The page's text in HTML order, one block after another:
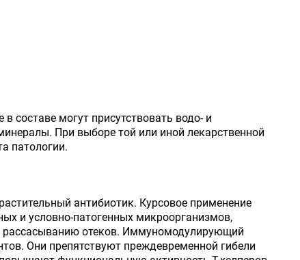
составе могут присутствовать водо- и
При выборе той или иной лекарственной
патологии.
антибиотик. Курсовое применение
и условно-патогенных микроорганизмов,
рассасыванию отеков. Иммуномодулирующий
Они препятствуют преждевременной гибели